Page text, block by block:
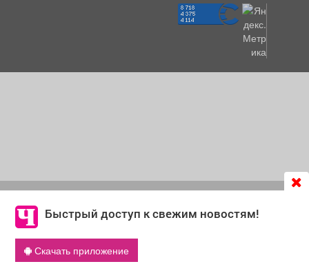
Быстрый доступ к свежим новостям!
Скачать приложение
согласие на обработку файлов cookie, которые
обеспечивают корректную работу сайта и сбора
информации для улучшения качества сервисов.
Что такое cookie